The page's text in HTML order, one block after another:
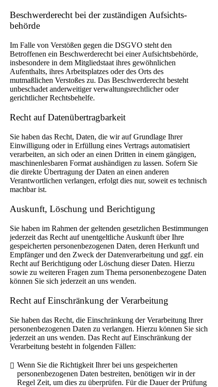
Beschwerde­recht bei der zuständigen Aufsichts­
behörde
Im Falle von Verstößen gegen die DSGVO steht den
Betroffenen ein Beschwerderecht bei einer Aufsichtsbehörde,
insbesondere in dem Mitgliedstaat ihres gewöhnlichen
Aufenthalts, ihres Arbeitsplatzes oder des Orts des
mutmaßlichen Verstoßes zu. Das Beschwerderecht besteht
unbeschadet anderweitiger verwaltungsrechtlicher oder
gerichtlicher Rechtsbehelfe.
Recht auf Daten­übertrag­barkeit
Sie haben das Recht, Daten, die wir auf Grundlage Ihrer
Einwilligung oder in Erfüllung eines Vertrags automatisiert
verarbeiten, an sich oder an einen Dritten in einem gängigen,
maschinenlesbaren Format aushändigen zu lassen. Sofern Sie
die direkte Übertragung der Daten an einen anderen
Verantwortlichen verlangen, erfolgt dies nur, soweit es technisch
machbar ist.
Auskunft, Löschung und Berichtigung
Sie haben im Rahmen der geltenden gesetzlichen Bestimmungen
jederzeit das Recht auf unentgeltliche Auskunft über Ihre
gespeicherten personenbezogenen Daten, deren Herkunft und
Empfänger und den Zweck der Datenverarbeitung und ggf. ein
Recht auf Berichtigung oder Löschung dieser Daten. Hierzu
sowie zu weiteren Fragen zum Thema personenbezogene Daten
können Sie sich jederzeit an uns wenden.
Recht auf Einschränkung der Verarbeitung
Sie haben das Recht, die Einschränkung der Verarbeitung Ihrer
personenbezogenen Daten zu verlangen. Hierzu können Sie sich
jederzeit an uns wenden. Das Recht auf Einschränkung der
Verarbeitung besteht in folgenden Fällen:
Wenn Sie die Richtigkeit Ihrer bei uns gespeicherten
personenbezogenen Daten bestreiten, benötigen wir in der
Regel Zeit, um dies zu überprüfen. Für die Dauer der Prüfung